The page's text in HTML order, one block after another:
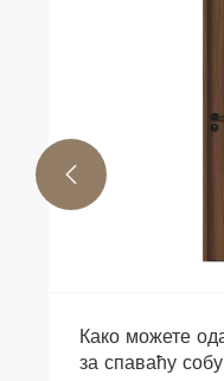
Како можете
за спаваћу
